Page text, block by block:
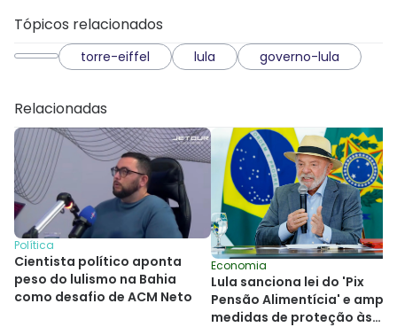
Tópicos relacionados
torre-eiffel lula governo-lula
Relacionadas
Política
Cientista político aponta
peso do lulismo na Bahia
como desafio de ACM Neto
Economia
Lula sanciona lei do 'Pix
Pensão Alimentícia' e
medidas de proteção às